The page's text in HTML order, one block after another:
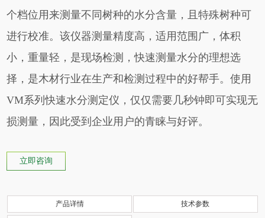
个档位用来测量不同树种的水分含量，且特殊树种可
进行校准。该仪器测量精度高，适用范围广，体积
小，重量轻，是现场检测，快速测量水分的理想选
择，是木材行业在生产和检测过程中的好帮手。使用
VM系列快速水分测定仪，仅仅需要几秒钟即可实现无
损测量，因此受到企业用户的青睐与好评。
立即咨询
产品详情 技术参数